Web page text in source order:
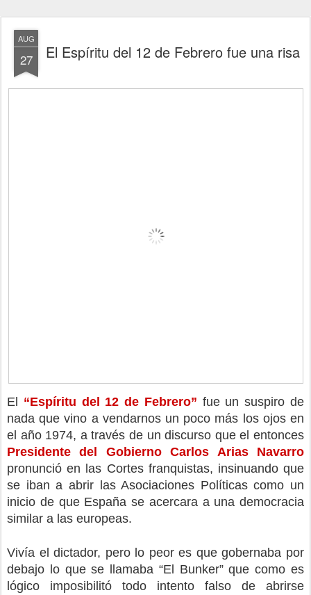
AUG
27 El Espíritu del 12 de Febrero fue una risa
El “Espíritu del 12 de Febrero” fue un suspiro de
nada que vino a vendarnos un poco más los ojos en
Presidente del Gobierno Carlos Arias Navarro
pronunció en las Cortes franquistas, insinuando que
se iban a abrir las Asociaciones Políticas como un
inicio de que España se acercara a una democracia
similar a las europeas.
Vivía el dictador, pero lo peor es que gobernaba por
debajo lo que se llamaba “El Bunker” que como es
lógico imposibilitó todo intento falso de abrirse